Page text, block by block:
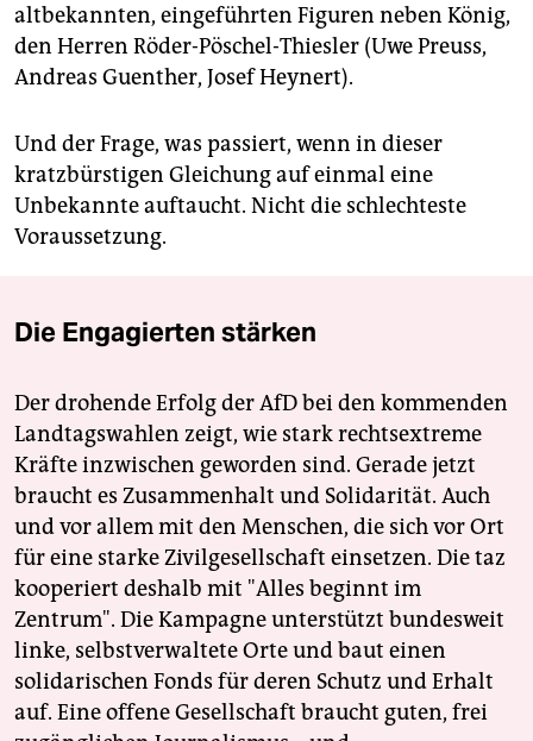
altbekannten, eingeführten Figuren neben König,
den Herren Röder-Pöschel-Thiesler (Uwe Preuss,
Andreas Guenther, Josef Heynert).
Und der Frage, was passiert, wenn in dieser
kratzbürstigen Gleichung auf einmal eine
Unbekannte auftaucht. Nicht die schlechteste
Voraussetzung.
Die Engagierten stärken
Der drohende Erfolg der AfD bei den kommenden
Landtagswahlen zeigt, wie stark rechtsextreme
Kräfte inzwischen geworden sind. Gerade jetzt
braucht es Zusammenhalt und Solidarität. Auch
und vor allem mit den Menschen, die sich vor Ort
für eine starke Zivilgesellschaft einsetzen. Die taz
kooperiert deshalb mit "Alles beginnt im
Zentrum". Die Kampagne unterstützt bundesweit
linke, selbstverwaltete Orte und baut einen
solidarischen Fonds für deren Schutz und Erhalt
auf. Eine offene Gesellschaft braucht guten, frei